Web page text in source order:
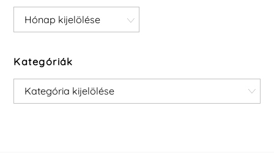
Archívum
Kategóriák
Kategóriák